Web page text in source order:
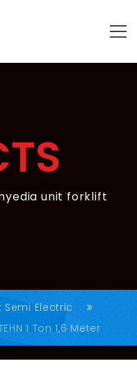
unit forklift
Semi Electric
1 Ton 1,6 Meter